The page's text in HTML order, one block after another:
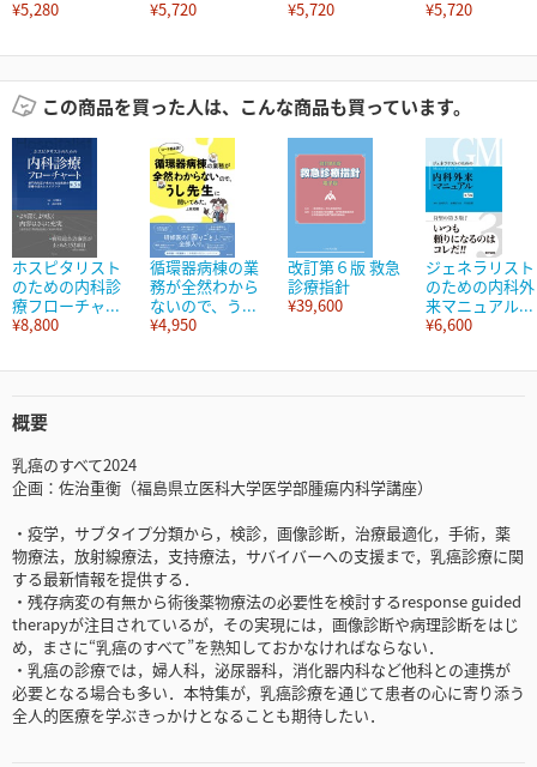
¥5,280
¥5,720
¥5,720
¥5,720
この商品を買った人は、こんな商品も買っています。
ホスピタリスト
のための内科診
療フローチャ...
¥8,800
循環器病棟の業
務が全然わから
ないので、う...
¥4,950
改訂第６版 救急
診療指針
¥39,600
ジェネラリスト
のための内科外
来マニュアル...
¥6,600
概要
乳癌のすべて2024
企画：佐治重衡（福島県立医科大学医学部腫瘍内科学講座）
・疫学，サブタイプ分類から，検診，画像診断，治療最適化，手術，薬
物療法，放射線療法，支持療法，サバイバーへの支援まで，乳癌診療に関
する最新情報を提供する．
・残存病変の有無から術後薬物療法の必要性を検討するresponse guided
therapyが注目されているが，その実現には，画像診断や病理診断をはじ
め，まさに“乳癌のすべて”を熟知しておかなければならない．
・乳癌の診療では，婦人科，泌尿器科，消化器内科など他科との連携が
必要となる場合も多い．本特集が，乳癌診療を通じて患者の心に寄り添う
全人的医療を学ぶきっかけとなることも期待したい．